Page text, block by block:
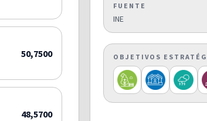
50,7500
48,5700
FUENTE
INE
OBJETIVOS